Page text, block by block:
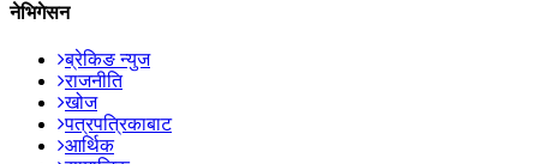
नेभिगेसन
ब्रेकिङ न्युज
राजनीति
खोज
पत्रपत्रिकाबाट
आर्थिक